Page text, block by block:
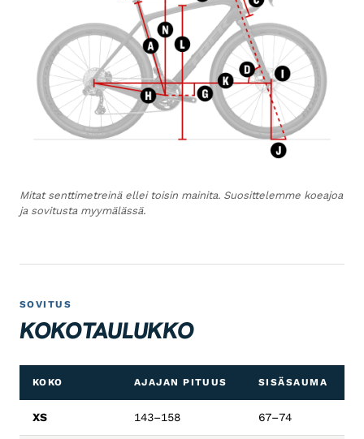
Mitat senttimetreinä ellei toisin mainita. Suosittelemme koeajoa
ja sovitusta myymälässä.
SOVITUS
KOKOTAULUKKO
KOKO AJAJAN PITUUS SISÄSAUMA
XS 143–158 67–74